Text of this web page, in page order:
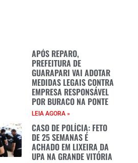
APÓS REPARO,
PREFEITURA DE
GUARAPARI VAI ADOTAR
MEDIDAS LEGAIS CONTRA
EMPRESA RESPONSÁVEL
POR BURACO NA PONTE
LEIA AGORA »
CASO DE POLÍCIA: FETO
DE 25 SEMANAS É
ACHADO EM LIXEIRA DA
UPA NA GRANDE VITÓRIA